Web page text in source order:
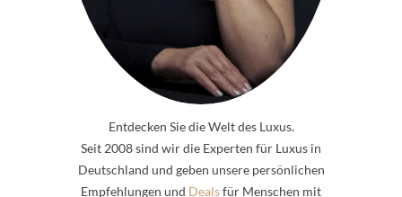
Entdecken Sie die Welt des Luxus.
Seit 2008 sind wir die Experten für Luxus in
Deutschland und geben unsere persönlichen
Empfehlungen und Dealsfür Menschen mit